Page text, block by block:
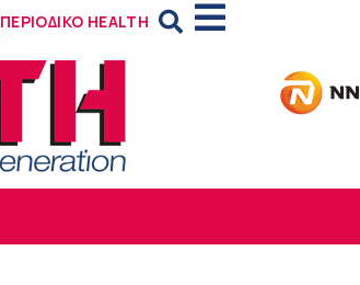
ΠΕΡΙΟΔΙΚΟ HEALTH